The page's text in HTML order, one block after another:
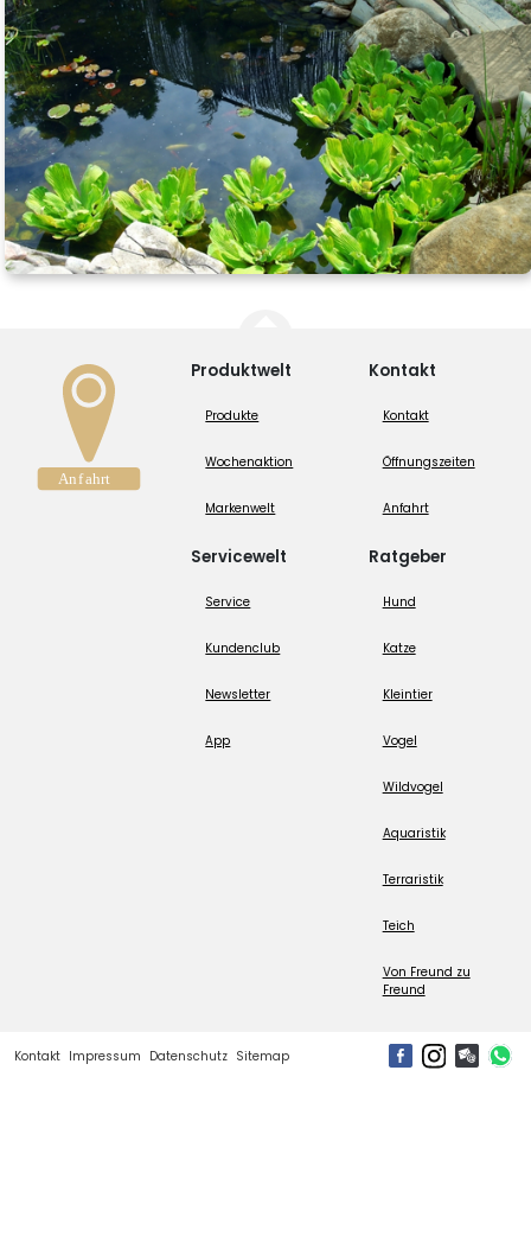
Produktwelt
Produkte
Wochenaktion
Markenwelt
Servicewelt
Service
Kundenclub
Newsletter
App
Kontakt
Kontakt
Öffnungszeiten
Anfahrt
Ratgeber
Hund
Katze
Kleintier
Vogel
Wildvogel
Aquaristik
Terraristik
Teich
Von Freund zu
Freund
Kontakt Impressum Datenschutz Sitemap